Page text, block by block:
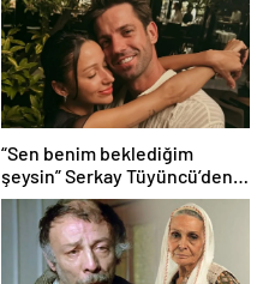
“Sen benim beklediğim
şeysin” Serkay Tüyüncü’den
Zeynep Bastık’a aşk dolu 1. yıl
kutlaması!